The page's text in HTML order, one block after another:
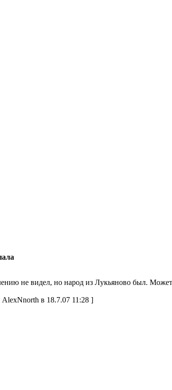
не видел, но народ из Лукьяново был. Может
AlexNnorth в 18.7.07 11:28 ]